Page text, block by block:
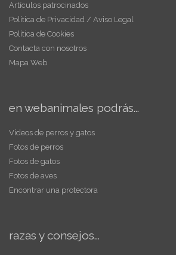
Artículos patrocinados
Política de Privacidad / Aviso Legal
Política de Cookies
Contacta con nosotros
Mapa Web
en webanimales podrás...
Vídeos de perros y gatos
Fotos de perros
Fotos de gatos
Fotos de aves
Encontrar una protectora
razas y consejos...